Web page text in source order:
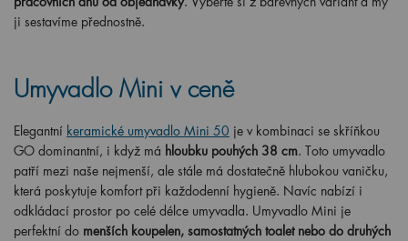
ji sestavíme přednostně.
Umyvadlo Mini v ceně
Elegantní keramické umyvadlo Mini 50 je v kombinaci se skříňkou
GO dominantní, i když má hloubku pouhých 38 cm. Toto umyvadlo
patří mezi naše nejmenší, ale stále má dostatečně hlubokou vaničku,
která poskytuje komfort při každodenní hygieně. Navíc nabízí i
odkládací prostor po celé délce umyvadla. Umyvadlo Mini je
perfektní do menších koupelen, samostatných toalet nebo do druhých